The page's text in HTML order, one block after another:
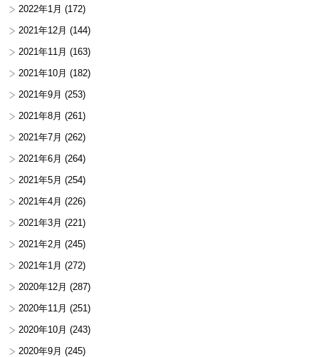
2022年1月 (172)
2021年12月 (144)
2021年11月 (163)
2021年10月 (182)
2021年9月 (253)
2021年8月 (261)
2021年7月 (262)
2021年6月 (264)
2021年5月 (254)
2021年4月 (226)
2021年3月 (221)
2021年2月 (245)
2021年1月 (272)
2020年12月 (287)
2020年11月 (251)
2020年10月 (243)
2020年9月 (245)